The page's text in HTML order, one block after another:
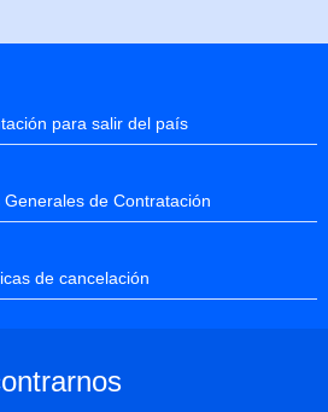
para salir del país
de Contratación
de cancelación